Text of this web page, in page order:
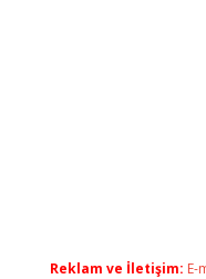
Reklam ve İletişim: E-